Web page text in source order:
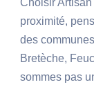
Choisir
proximité,
des
Bretèche,
sommes pas